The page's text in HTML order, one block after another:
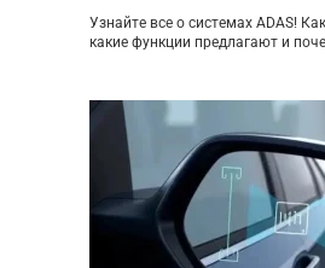
Узнайте все о системах ADAS!
какие функции предлагают и